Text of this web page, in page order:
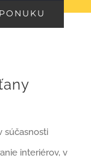
súčasnosti
interiérov, v